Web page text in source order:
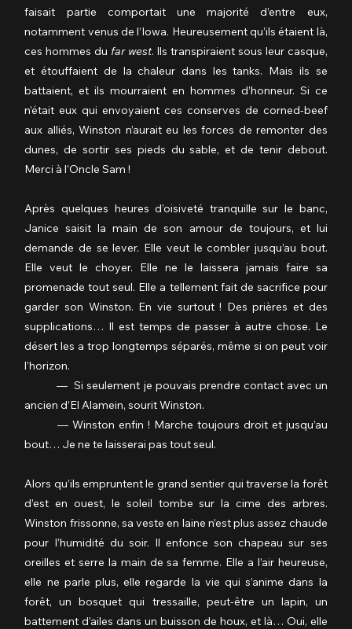
faisait partie comportait une majorité d’entre eux,
notamment venus de l’Iowa. Heureusement qu’ils étaient là,
ces hommes du far west. Ils transpiraient sous leur casque,
et étouffaient de la chaleur dans les tanks. Mais ils se
battaient, et ils mourraient en hommes d’honneur. Si ce
n’était eux qui envoyaient ces conserves de corned-beef
aux alliés, Winston n’aurait eu les forces de remonter des
dunes, de sortir ses pieds du sable, et de tenir debout.
Merci à l’Oncle Sam !
Après quelques heures d’oisiveté tranquille sur le banc,
Janice saisit la main de son amour de toujours, et lui
demande de se lever. Elle veut le combler jusqu’au bout.
Elle veut le choyer. Elle ne le laissera jamais faire sa
promenade tout seul. Elle a tellement fait de sacrifice pour
garder son Winston. En vie surtout ! Des prières et des
supplications… Il est temps de passer à autre chose. Le
désert les a trop longtemps séparés, même si on peut voir
l’horizon.
	—  Si seulement je pouvais prendre contact avec un
ancien d’El Alamein, sourit Winston.
	— Winston enfin ! Marche toujours droit et jusqu’au
bout… Je ne te laisserai pas tout seul.
Alors qu’ils empruntent le grand sentier qui traverse la forêt
d’est en ouest, le soleil tombe sur la cime des arbres.
Winston frissonne, sa veste en laine n’est plus assez chaude
pour l’humidité du soir. Il enfonce son chapeau sur ses
oreilles et serre la main de sa femme. Elle a l’air heureuse,
elle ne parle plus, elle regarde la vie qui s’anime dans la
forêt, un bosquet qui tressaille, peut-être un lapin, un
battement d’ailes dans un buisson de houx, et là… Oui, elle